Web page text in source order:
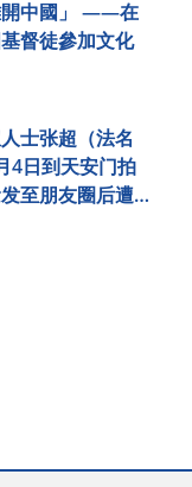
開中國」 ——在
督徒參加文化
士张超（法名
4日到天安门拍
至朋友圈后遭